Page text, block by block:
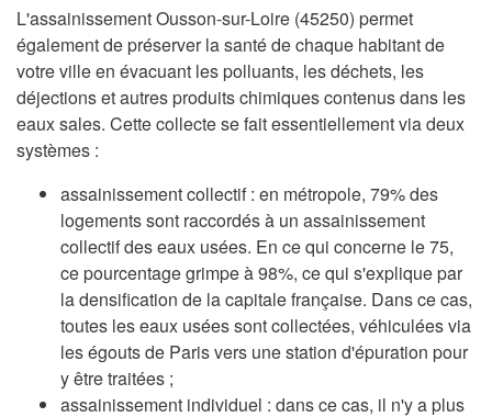
L'assainissement Ousson-sur-Loire (45250) permet
également de préserver la santé de chaque habitant de
votre ville en évacuant les polluants, les déchets, les
déjections et autres produits chimiques contenus dans les
eaux sales. Cette collecte se fait essentiellement via deux
systèmes :
assainissement collectif : en métropole, 79% des
logements sont raccordés à un assainissement
collectif des eaux usées. En ce qui concerne le 75,
ce pourcentage grimpe à 98%, ce qui s'explique par
la densification de la capitale française. Dans ce cas,
toutes les eaux usées sont collectées, véhiculées via
les égouts de Paris vers une station d'épuration pour
y être traitées ;
assainissement individuel : dans ce cas, il n'y a plus